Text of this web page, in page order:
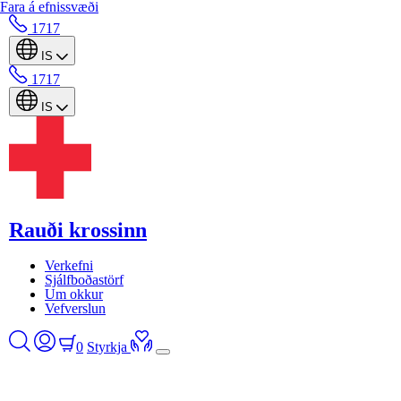
Fara á efnissvæði
1717
IS
1717
IS
Rauði krossinn
Verkefni
Sjálfboðastörf
Um okkur
Vefverslun
0 Styrkja